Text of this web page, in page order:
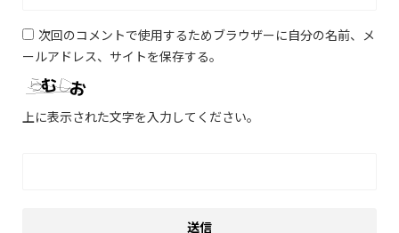
次回のコメントで使用するためブラウザーに自分の名前、メ
ールアドレス、サイトを保存する。
上に表示された文字を入力してください。